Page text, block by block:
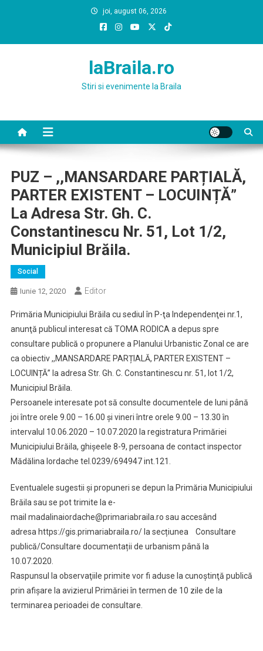
joi, august 06, 2026
laBraila.ro
Stiri si evenimente la Braila
PUZ – ,,MANSARDARE PARȚIALĂ,
PARTER EXISTENT – LOCUINȚĂ”
La Adresa Str. Gh. C.
Constantinescu Nr. 51, Lot 1/2,
Municipiul Brăila.
Social
Iunie 12, 2020 Editor
Primăria Municipiului Brăila cu sediul în P-ţa Independenţei nr.1,
anunţă publicul interesat că TOMA RODICA a depus spre
consultare publică o propunere a Planului Urbanistic Zonal ce are
ca obiectiv ,,MANSARDARE PARȚIALĂ, PARTER EXISTENT –
LOCUINȚĂ” la adresa Str. Gh. C. Constantinescu nr. 51, lot 1/2,
Municipiul Brăila.
Persoanele interesate pot să consulte documentele de luni până
joi între orele 9.00 – 16.00 și vineri între orele 9.00 – 13.30 în
intervalul 10.06.2020 – 10.07.2020 la registratura Primăriei
Municipiului Brăila, ghișeele 8-9, persoana de contact inspector
Mădălina Iordache tel.0239/694947 int.121.
Eventualele sugestii şi propuneri se depun la Primăria Municipiului
Brăila sau se pot trimite la e-
mail madalinaiordache@primariabraila.ro sau accesând
adresa https://gis.primariabraila.ro/ la secțiunea Consultare
publică/Consultare documentații de urbanism până la
10.07.2020.
Raspunsul la observaţiile primite vor fi aduse la cunoştinţă publică
prin afişare la avizierul Primăriei în termen de 10 zile de la
terminarea perioadei de consultare.